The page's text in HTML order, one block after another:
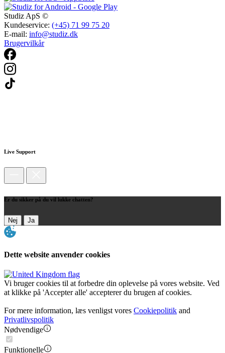
Studiz ApS ©
Kundeservice: (+45) 71 99 75 20
E-mail: info@studiz.dk
Brugervilkår
Live Support
Er du sikker på du vil lukke chatten?
Nej Ja
Dette website anvender cookies
Vi bruger cookies til at forbedre din oplevelse på vores website. Ved
at klikke på 'Accepter alle' accepterer du brugen af cookies.
For mere information, læs venligst vores Cookiepolitik and
Privatlivspolitik
Nødvendige
Funktionelle